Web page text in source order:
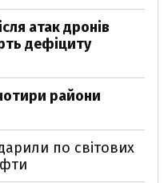
атак дронів
дефіциту
райони
по світових